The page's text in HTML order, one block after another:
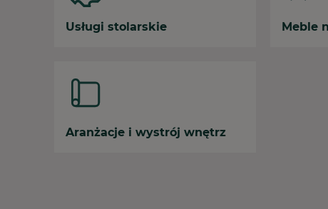
Usługi stolarskie Meble
Aranżacje i wystrój wnętrz